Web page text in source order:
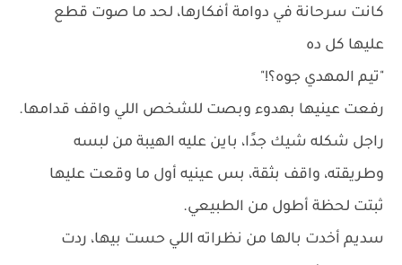
كانت سرحانة في دوامة أفكارها، لحد ما صوت قطع
عليها كل ده
"تيم المهدي جوه؟!"
رفعت عينيها بهدوء وبصت للشخص اللي واقف قدامها.
راجل شكله شيك جدًا، باين عليه الهيبة من لبسه
وطريقته، واقف بثقة، بس عينيه أول ما وقعت عليها
ثبتت لحظة أطول من الطبيعي.
سديم أخدت بالها من نظراته اللي حست بيها، ردت